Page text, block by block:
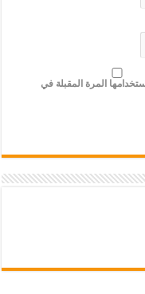
المرة المقبلة في